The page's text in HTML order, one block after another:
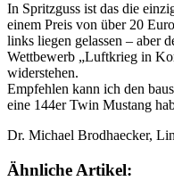
In Spritzguss ist das die
einem Preis von über 20
links liegen gelassen – aber
Wettbewerb „Luftkrieg in
widerstehen.
Empfehlen kann ich den
eine 144er Twin Mustang
Dr. Michael Brodhaecker,
Ähnliche Artikel: